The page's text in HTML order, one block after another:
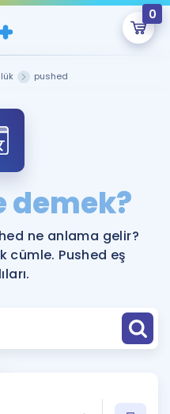
0
Boş.
onlarca eğitim seni
pushed
demek?
ne anlama gelir?
cümle. Pushed eş